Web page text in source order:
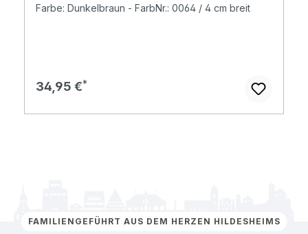
Farbe: Dunkelbraun - FarbNr.: 0064 / 4 cm breit
Regulärer Preis:
34,95 €
FAMILIENGEFÜHRT AUS DEM HERZEN HILDESHEIMS